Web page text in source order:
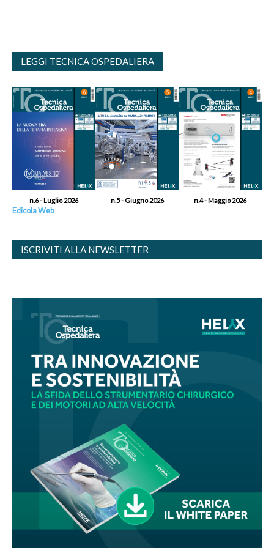
LEGGI TECNICA OSPEDALIERA
n.6 - Luglio 2026 n.5 - Giugno 2026 n.4 - Maggio 2026
Edicola Web
ISCRIVITI ALLA NEWSLETTER